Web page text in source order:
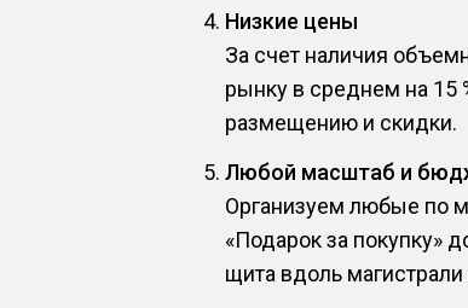
Низкие цены
За счет наличия
рынку в среднем на 15
размещению и скидки.
Любой масштаб и
Организуем любые по
«Подарок за покупку»
щита вдоль